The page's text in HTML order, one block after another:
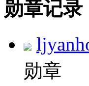
勋章记录
勋章